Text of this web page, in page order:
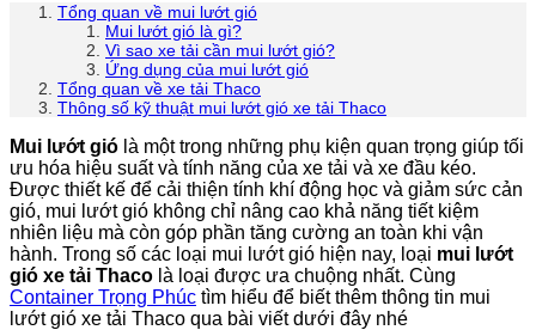
Tổng quan về mui lướt gió
Mui lướt gió là gì?
Vì sao xe tải cần mui lướt gió?
Ứng dụng của mui lướt gió
Tổng quan về xe tải Thaco
Thông số kỹ thuật mui lướt gió xe tải Thaco
Mui lướt gió là một trong những phụ kiện quan trọng giúp tối
ưu hóa hiệu suất và tính năng của xe tải và xe đầu kéo.
Được thiết kế để cải thiện tính khí động học và giảm sức cản
gió, mui lướt gió không chỉ nâng cao khả năng tiết kiệm
nhiên liệu mà còn góp phần tăng cường an toàn khi vận
hành. Trong số các loại mui lướt gió hiện nay, loại mui lướt
gió xe tải Thaco là loại được ưa chuộng nhất. Cùng
Container Trọng Phúc tìm hiểu để biết thêm thông tin mui
lướt gió xe tải Thaco qua bài viết dưới đây nhé